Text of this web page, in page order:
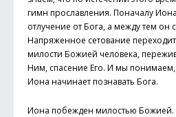
гимн прославления. Поначалу Иона
отлучение от Бога, а между тем он
Напряженное сетование
милости Божией человека,
Ним, спасение Его. И мы
Иона начинает познавать Бога.
Иона побежден милостью Божией.